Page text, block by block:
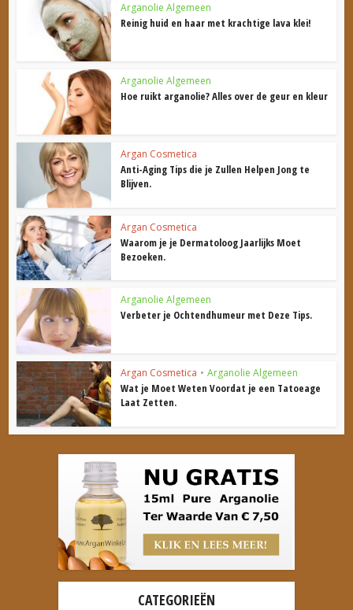
Arganolie Algemeen
Reinig huid en haar met krachtige lava klei!
Arganolie Algemeen
Hoe ruikt arganolie? Alles over de geur en kleur
Argan Cosmetica
Anti-Aging Tips die je Zullen Helpen Jong te
Blijven.
Argan Cosmetica
Waarom je je Dermatoloog Jaarlijks Moet
Bezoeken.
Arganolie Algemeen
Verbeter je Ochtendhumeur met Deze Tips.
Argan Cosmetica • Arganolie Algemeen
Wat je Moet Weten Voordat je een Tatoeage
Laat Zetten.
CATEGORIEËN